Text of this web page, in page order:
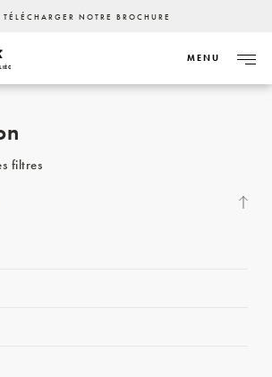
TÉLÉCHARGER NOTRE BROCHURE
MENU
filtres